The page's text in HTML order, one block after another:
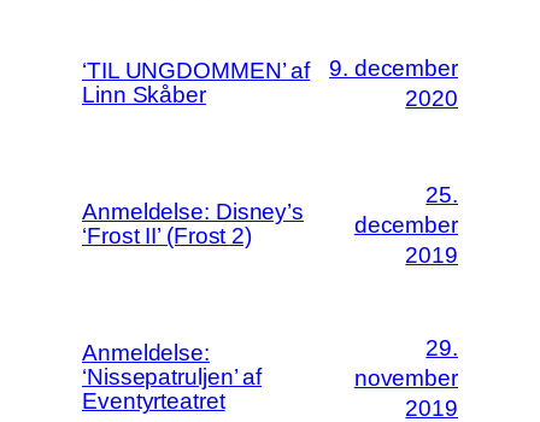
‘TIL UNGDOMMEN’ af
Linn Skåber
9. december
2020
Anmeldelse: Disney’s
‘Frost II’ (Frost 2)
25.
december
2019
Anmeldelse:
‘Nissepatruljen’ af
Eventyrteatret
29.
november
2019